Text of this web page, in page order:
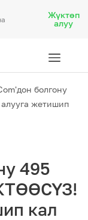
Жүктөп
алуу
Роуминг
болгону
жетишип
495
кал